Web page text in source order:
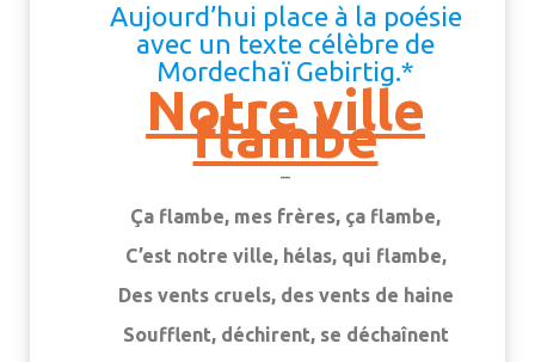
Aujourd’hui place à la poésie
avec un texte célèbre de
Mordechaï Gebirtig.*
Notre ville
flambe
–
Ça flambe, mes frères, ça flambe,
C’est notre ville, hélas, qui flambe,
Des vents cruels, des vents de haine
Soufflent, déchirent, se déchaînent